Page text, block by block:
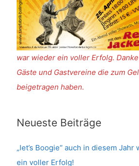
war wieder ein voller Erfolg.
Gäste und Gastvereine die zum
beigetragen haben.
Neueste Beiträge
„let’s Boogie“ auch in diesem Jahr
ein voller Erfolg!